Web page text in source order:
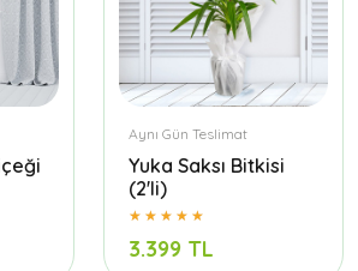
Aynı Gün Teslimat
Yuka Saksı Bitkisi
(2'li)
3.399 TL